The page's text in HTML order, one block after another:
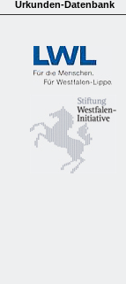
Urkunden-Datenbank